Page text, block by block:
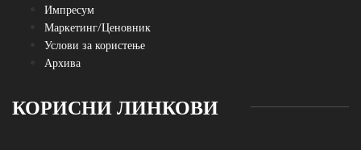
Импресум
Маркетинг/Ценовник
Услови за користење
Архива
КОРИСНИ ЛИНКОВИ